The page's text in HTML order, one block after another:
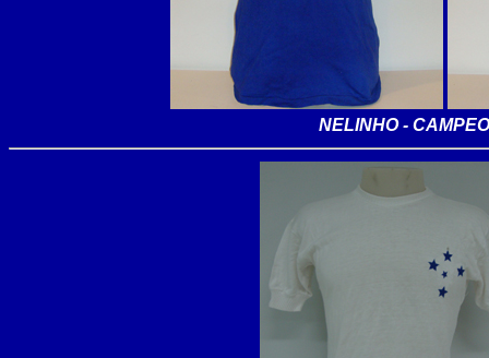
NELINHO -